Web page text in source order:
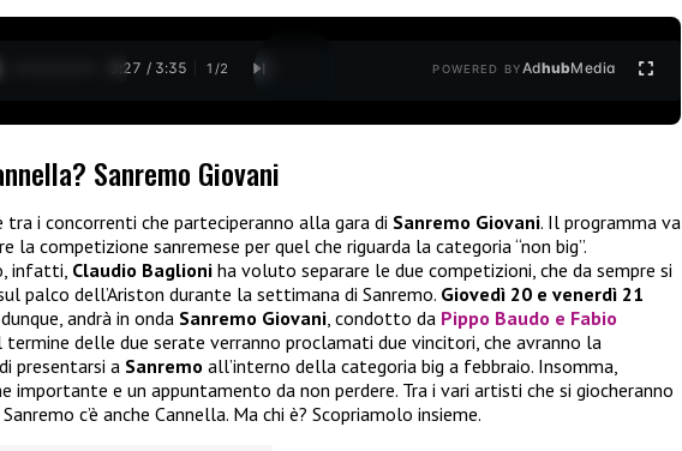
0:28 / 3:35 1 /2 POWERED BYAdhubMedia
Sanremo Giovani
tra i concorrenti che parteciperanno alla gara di Sanremo Giovani. Il programma va
la competizione sanremese per quel che riguarda la categoria “non big”.
infatti, Claudio Baglioni ha voluto separare le due competizioni, che da sempre si
palco dell’Ariston durante la settimana di Sanremo. Giovedì 20 e venerdì 21
andrà in onda Sanremo Giovani, condotto da Pippo Baudo e Fabio
termine delle due serate verranno proclamati due vincitori, che avranno la
presentarsi a Sanremo all’interno della categoria big a febbraio. Insomma,
importante e un appuntamento da non perdere. Tra i vari artisti che si giocheranno
Sanremo c’è anche Cannella. Ma chi è? Scopriamolo insieme.